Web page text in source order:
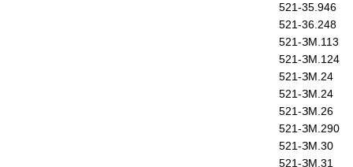
521-35.946
521-36.248
521-ЗМ.113
521-ЗМ.124
521-ЗМ.24
521-ЗМ.24
521-ЗМ.26
521-ЗМ.290
521-ЗМ.30
521-ЗМ.31